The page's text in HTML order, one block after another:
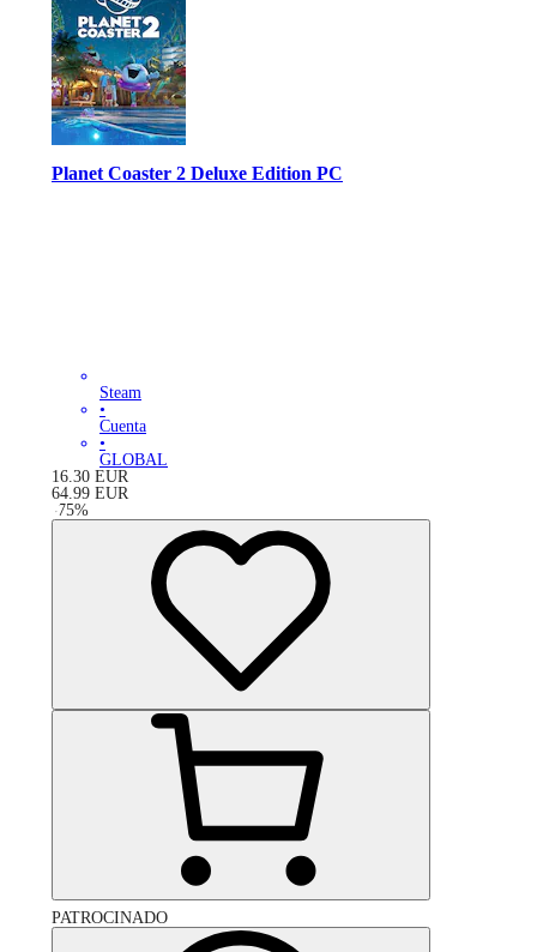
Planet Coaster 2 Deluxe Edition PC
Steam
•
Cuenta
•
GLOBAL
16.30 EUR
64.99 EUR
-75%
PATROCINADO